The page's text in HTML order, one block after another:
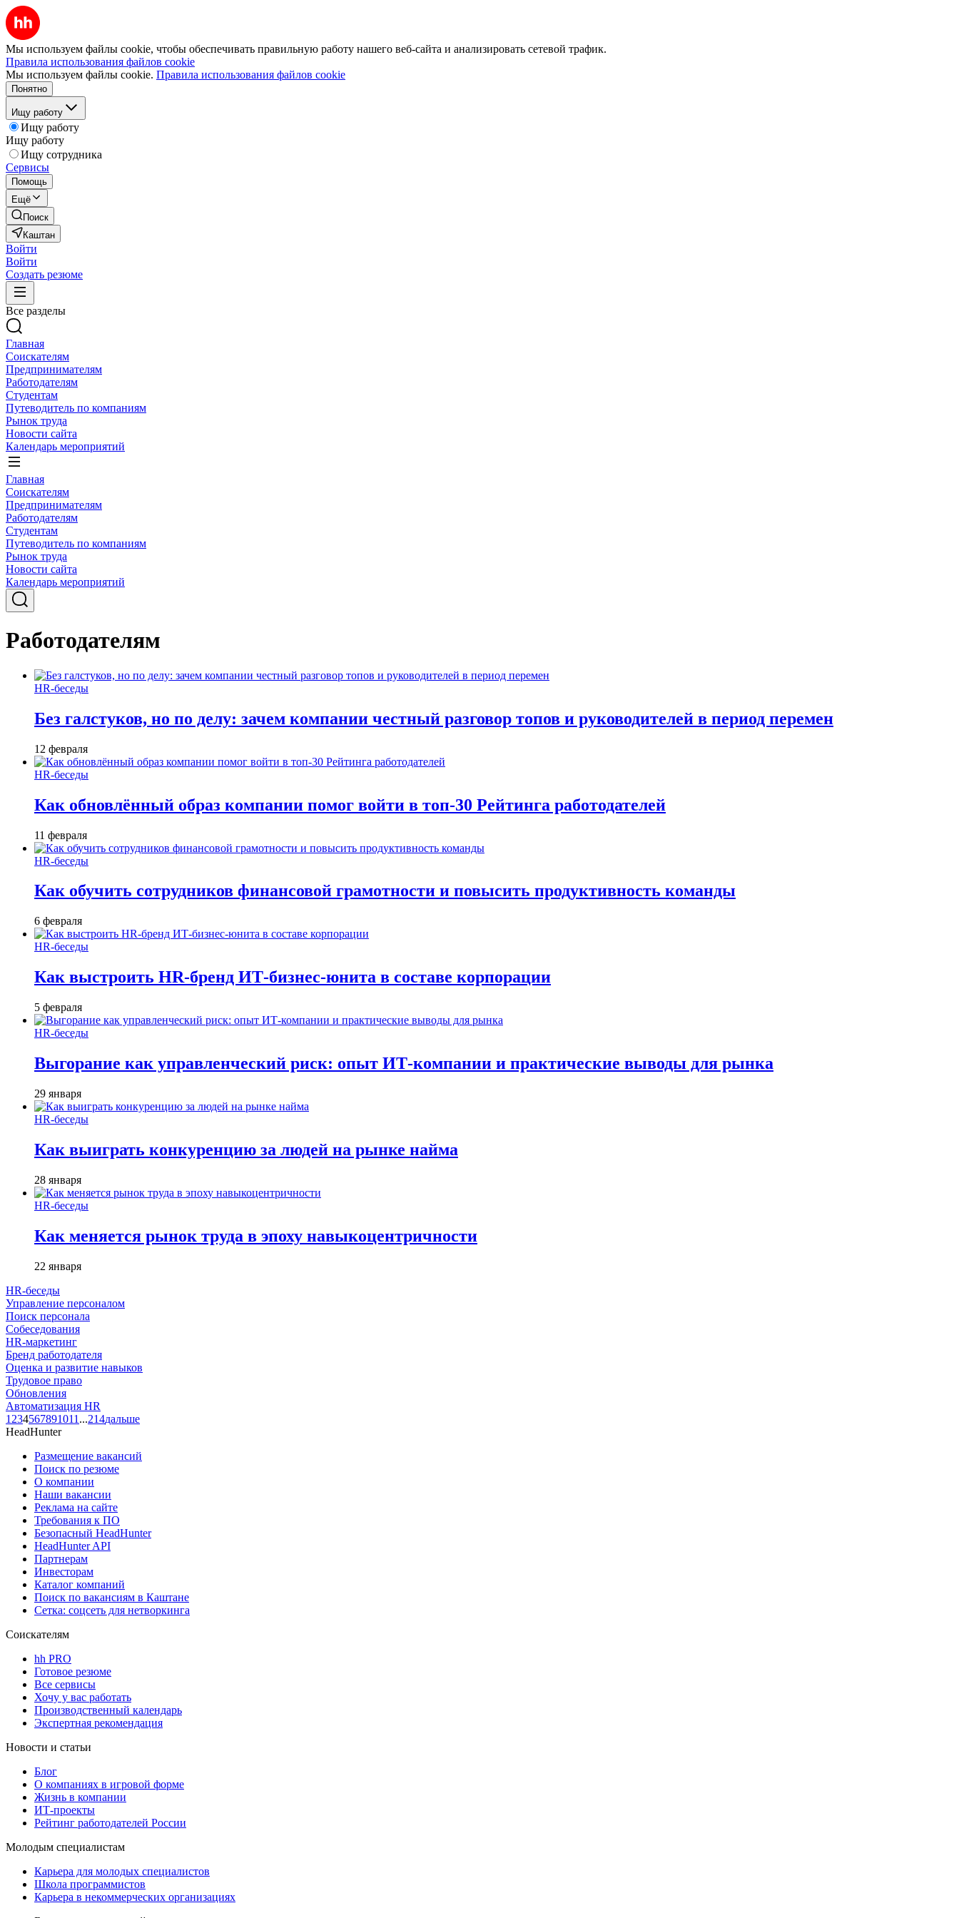
Мы используем файлы cookie, чтобы обеспечивать правильную работу нашего веб-сайта и анализировать сетевой трафик.
Правила использования файлов cookie
Мы используем файлы cookie. Правила использования файлов cookie
Понятно
Ищу работу
Ищу работу
Ищу работу
Ищу сотрудника
Сервисы
Помощь
Ещё
Поиск
Каштан
Войти
Войти
Создать резюме
Все разделы
Главная
Соискателям
Предпринимателям
Работодателям
Студентам
Путеводитель по компаниям
Рынок труда
Новости сайта
Календарь мероприятий
Главная
Соискателям
Предпринимателям
Работодателям
Студентам
Путеводитель по компаниям
Рынок труда
Новости сайта
Календарь мероприятий
Работодателям
HR-беседы
Без галстуков, но по делу: зачем компании честный разговор топов и руководителей в период перемен
12 февраля
HR-беседы
Как обновлённый образ компании помог войти в топ-30 Рейтинга работодателей
11 февраля
HR-беседы
Как обучить сотрудников финансовой грамотности и повысить продуктивность команды
6 февраля
HR-беседы
Как выстроить HR-бренд ИТ-бизнес-юнита в составе корпорации
5 февраля
HR-беседы
Выгорание как управленческий риск: опыт ИТ-компании и практические выводы для рынка
29 января
HR-беседы
Как выиграть конкуренцию за людей на рынке найма
28 января
HR-беседы
Как меняется рынок труда в эпоху навыкоцентричности
22 января
HR-беседы
Управление персоналом
Поиск персонала
Собеседования
HR-маркетинг
Бренд работодателя
Оценка и развитие навыков
Трудовое право
Обновления
Автоматизация HR
1 234567891011 ...214дальше
HeadHunter
Размещение вакансий
Поиск по резюме
О компании
Наши вакансии
Реклама на сайте
Требования к ПО
Безопасный HeadHunter
HeadHunter API
Партнерам
Инвесторам
Каталог компаний
Поиск по вакансиям в Каштане
Сетка: соцсеть для нетворкинга
Соискателям
hh PRO
Готовое резюме
Все сервисы
Хочу у вас работать
Производственный календарь
Экспертная рекомендация
Новости и статьи
Блог
О компаниях в игровой форме
Жизнь в компании
ИТ-проекты
Рейтинг работодателей России
Молодым специалистам
Карьера для молодых специалистов
Школа программистов
Карьера в некоммерческих организациях